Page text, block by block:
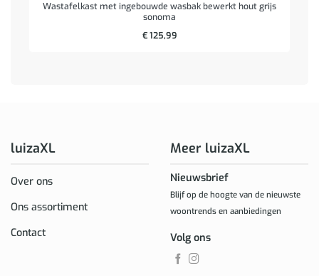
Wastafelkast met ingebouwde wasbak bewerkt hout grijs
sonoma
€125,99
luizaXL
Over ons
Ons assortiment
Contact
Meer luizaXL
Nieuwsbrief
Blijf op de hoogte van de nieuwste
woontrends en aanbiedingen
Volg ons